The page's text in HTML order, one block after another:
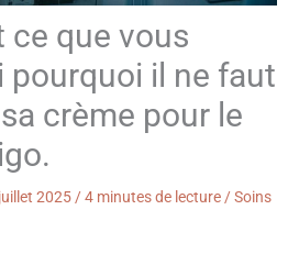
ce que vous
pourquoi il ne faut
crème pour le
2025/4 minutes de lecture/Soins